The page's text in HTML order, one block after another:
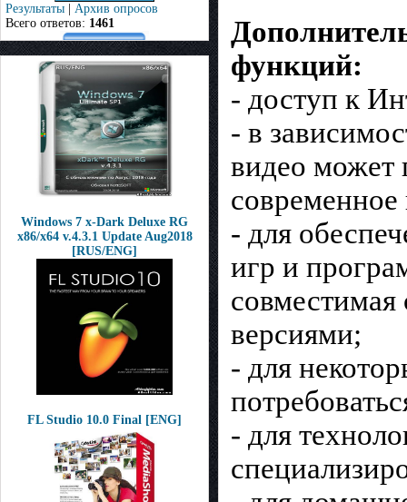
Результаты | Архив опросов
Всего ответов: 1461
Windows 7 x-Dark Deluxe RG
x86/x64 v.4.3.1 Update Aug2018
[RUS/ENG]
FL Studio 10.0 Final [ENG]
функций:
- доступ к
- в
видео может
современное
- для
игр и
версиями;
- для
- для